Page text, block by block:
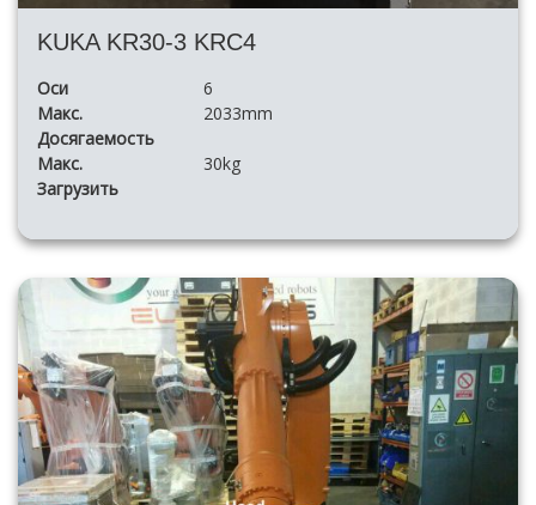
KUKA KR30-3 KRC4
Оси
6
Макс.
Досягаемость
2033mm
Макс.
Загрузить
30kg